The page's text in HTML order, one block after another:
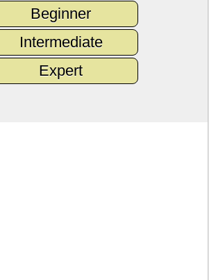
Beginner
Intermediate
Expert